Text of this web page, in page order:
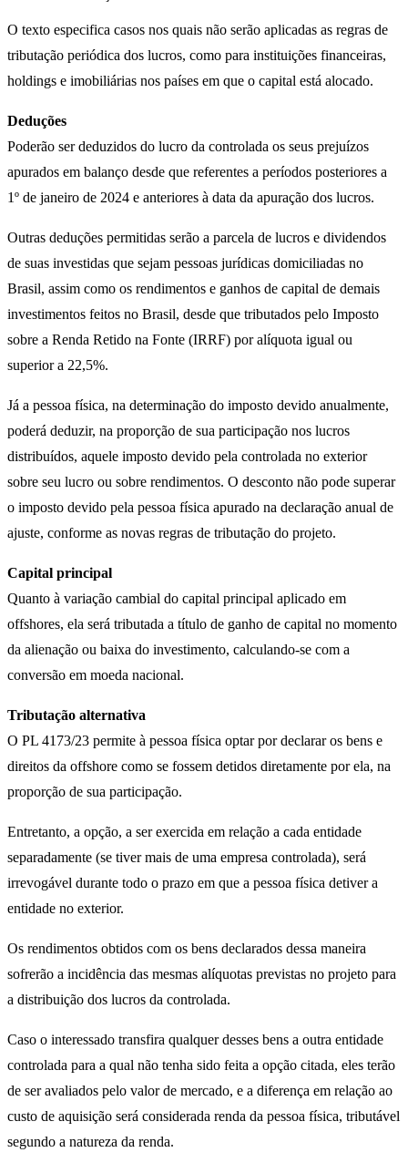
O texto especifica casos nos quais não serão aplicadas as regras de
tributação periódica dos lucros, como para instituições financeiras,
holdings e imobiliárias nos países em que o capital está alocado.
Deduções
Poderão ser deduzidos do lucro da controlada os seus prejuízos
apurados em balanço desde que referentes a períodos posteriores a
1º de janeiro de 2024 e anteriores à data da apuração dos lucros.
Outras deduções permitidas serão a parcela de lucros e dividendos
de suas investidas que sejam pessoas jurídicas domiciliadas no
Brasil, assim como os rendimentos e ganhos de capital de demais
investimentos feitos no Brasil, desde que tributados pelo Imposto
sobre a Renda Retido na Fonte (IRRF) por alíquota igual ou
superior a 22,5%.
Já a pessoa física, na determinação do imposto devido anualmente,
poderá deduzir, na proporção de sua participação nos lucros
distribuídos, aquele imposto devido pela controlada no exterior
sobre seu lucro ou sobre rendimentos. O desconto não pode superar
o imposto devido pela pessoa física apurado na declaração anual de
ajuste, conforme as novas regras de tributação do projeto.
Capital principal
Quanto à variação cambial do capital principal aplicado em
offshores, ela será tributada a título de ganho de capital no momento
da alienação ou baixa do investimento, calculando-se com a
conversão em moeda nacional.
Tributação alternativa
O PL 4173/23 permite à pessoa física optar por declarar os bens e
direitos da offshore como se fossem detidos diretamente por ela, na
proporção de sua participação.
Entretanto, a opção, a ser exercida em relação a cada entidade
separadamente (se tiver mais de uma empresa controlada), será
irrevogável durante todo o prazo em que a pessoa física detiver a
entidade no exterior.
Os rendimentos obtidos com os bens declarados dessa maneira
sofrerão a incidência das mesmas alíquotas previstas no projeto para
a distribuição dos lucros da controlada.
Caso o interessado transfira qualquer desses bens a outra entidade
controlada para a qual não tenha sido feita a opção citada, eles terão
de ser avaliados pelo valor de mercado, e a diferença em relação ao
custo de aquisição será considerada renda da pessoa física, tributável
segundo a natureza da renda.